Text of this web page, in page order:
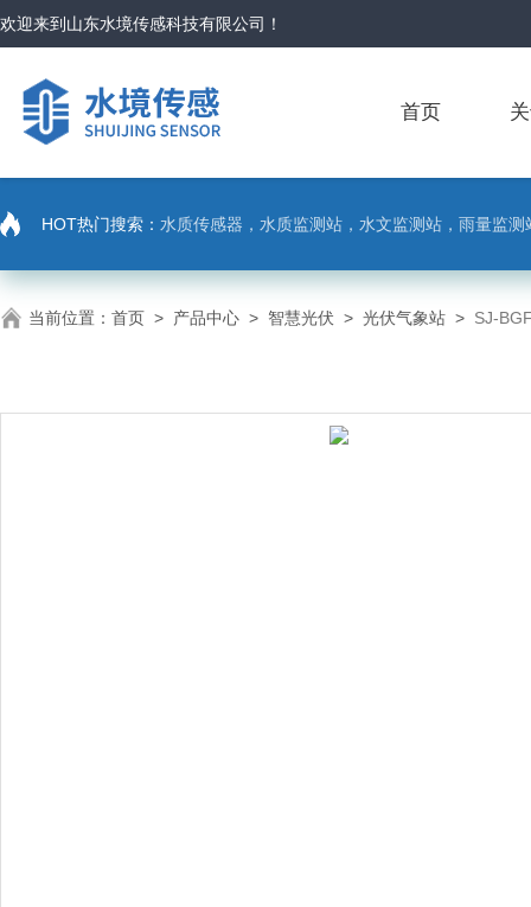
欢迎来到 山东水境传感科技有限公司 ！
首页
HOT热门搜索： 水质传感器，水质监测站，水文监测站，雨量监
当前位置： 首页 > 产品中心 > 智慧光伏 > 光伏气象站 > SJ-